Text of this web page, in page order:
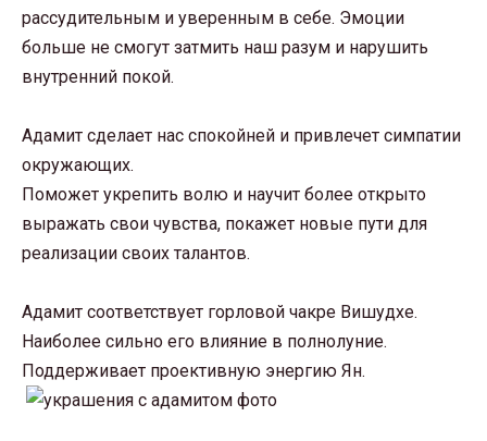
рассудительным и уверенным в себе. Эмоции
больше не смогут затмить наш разум и нарушить
внутренний покой.
Адамит сделает нас спокойней и привлечет симпатии
окружающих.
Поможет укрепить волю и научит более открыто
выражать свои чувства, покажет новые пути для
реализации своих талантов.
Адамит соответствует горловой чакре Вишудхе.
Наиболее сильно его влияние в полнолуние.
Поддерживает проективную энергию Ян.